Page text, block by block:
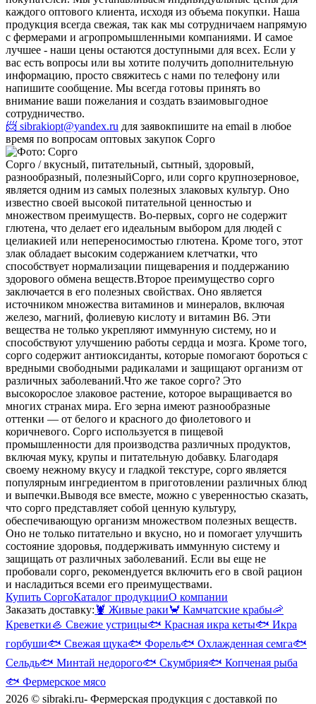
каждого оптового клиента, исходя из объема покупки. Наша
продукция всегда свежая, так как мы сотрудничаем напрямую
с фермерами и агропромышленными компаниями. И самое
лучшее - наши цены остаются доступными для всех. Если у
вас есть вопросы или вы хотите получить дополнительную
информацию, просто свяжитесь с нами по телефону или
напишите сообщение. Мы всегда готовы принять во
внимание ваши пожелания и создать взаимовыгодное
сотрудничество.
📨 sibrakiopt@yandex.ru для заявокпишите на email в любое
время по вопросам оптовых закупок Сорго
Сорго / вкусный, питательный, сытный, здоровый,
разнообразный, полезныйСорго, или сорго крупнозерновое,
является одним из самых полезных злаковых культур. Оно
известно своей высокой питательной ценностью и
множеством преимуществ. Во-первых, сорго не содержит
глютена, что делает его идеальным выбором для людей с
целиакией или непереносимостью глютена. Кроме того, этот
злак обладает высоким содержанием клетчатки, что
способствует нормализации пищеварения и поддержанию
здорового обмена веществ.Второе преимущество сорго
заключается в его полезных свойствах. Оно является
источником множества витаминов и минералов, включая
железо, магний, фолиевую кислоту и витамин В6. Эти
вещества не только укрепляют иммунную систему, но и
способствуют улучшению работы сердца и мозга. Кроме того,
сорго содержит антиоксиданты, которые помогают бороться с
вредными свободными радикалами и защищают организм от
различных заболеваний.Что же такое сорго? Это
высокорослое злаковое растение, которое выращивается во
многих странах мира. Его зерна имеют разнообразные
оттенки — от белого и красного до фиолетового и
коричневого. Сорго используется в пищевой
промышленности для производства различных продуктов,
включая муку, крупы и питательную добавку. Благодаря
своему нежному вкусу и гладкой текстуре, сорго является
популярным ингредиентом в приготовлении различных блюд
и выпечки.Выводя все вместе, можно с уверенностью сказать,
что сорго представляет собой ценную культуру,
обеспечивающую организм множеством полезных веществ.
Оно не только питательно и вкусно, но и помогает улучшить
состояние здоровья, поддерживать иммунную систему и
защищать от различных заболеваний. Если вы еще не
пробовали сорго, рекомендуется включить его в свой рацион
и насладиться всеми его преимуществами.
Купить СоргоКаталог продукцииО компании
Заказать доставку: 🦞 Живые раки🦀 Камчатские крабы🦐
Креветки🦪 Свежие устрицы🐟 Красная икра кеты🐟 Икра
горбуши🐟 Свежая щука🐟 Форель🐟 Охлажденная семга🐟
Сельдь🐟 Минтай недорого🐟 Скумбрия🐟 Копченая рыба
🐟 Фермерское мясо
2026 © sibraki.ru- Фермерская продукция с доставкой по